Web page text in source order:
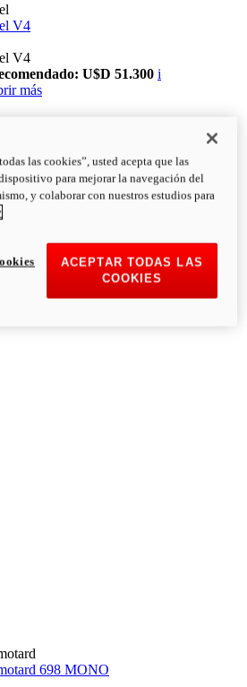
V4
V4
U$D 51.300 i
más
698 MONO
las cookies”, usted acepta que las
para mejorar la navegación del
y colaborar con nuestros estudios para
ACEPTAR TODAS LAS
COOKIES